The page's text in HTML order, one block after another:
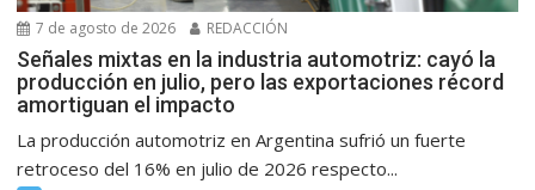
7 de agosto de 2026 REDACCIÓN
Señales mixtas en la industria automotriz: cayó la
producción en julio, pero las exportaciones récord
amortiguan el impacto
La producción automotriz en Argentina sufrió un fuerte
retroceso del 16% en julio de 2026 respecto...